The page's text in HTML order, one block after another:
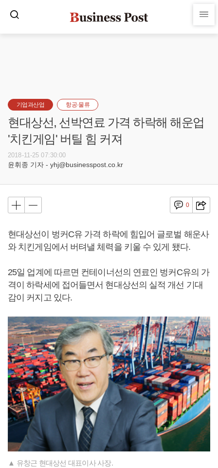
기업과산업 항공·물류
현대상선, 선박연료 가격 하락해 해운업
'치킨게임' 버틸 힘 커져
2018-11-25 07:30:00
윤휘종 기자 - yhj@businesspost.co.kr
0
현대상선이 벙커C유 가격 하락에 힘입어 글로벌 해운사
와 치킨게임에서 버텨낼 체력을 키울 수 있게 됐다.
25일 업계에 따르면 컨테이너선의 연료인 벙커C유의 가
격이 하락세에 접어들면서 현대상선의 실적 개선 기대
감이 커지고 있다.
▲ 유창근 현대상선 대표이사 사장.